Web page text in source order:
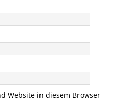
Website in diesem Browser